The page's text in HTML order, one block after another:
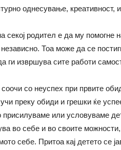
однесување, креативност,
секој родител е да му помогне
Тоа може да се
ги извршува сите работи
со неуспех при првите
преку обиди и грешки ќе
присилуваме или условуваме
во себе и во своите
себе. Притоа кај детето се